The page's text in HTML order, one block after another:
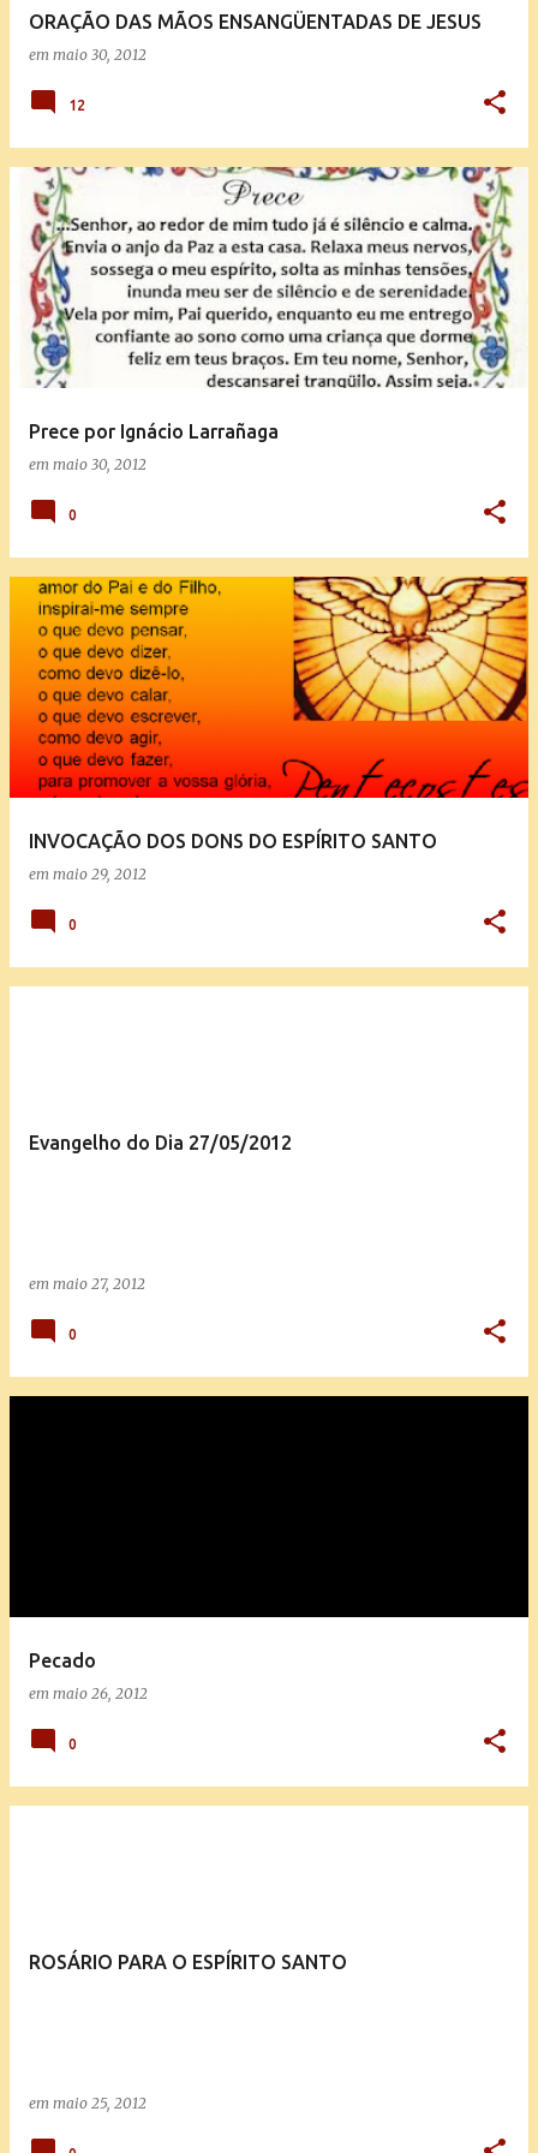
ORAÇÃO DAS MÃOS ENSANGÜENTADAS DE JESUS
em maio 30, 2012
12
Prece por Ignácio Larrañaga
em maio 30, 2012
0
INVOCAÇÃO DOS DONS DO ESPÍRITO SANTO
em maio 29, 2012
0
Evangelho do Dia 27/05/2012
em maio 27, 2012
0
Pecado
em maio 26, 2012
0
ROSÁRIO PARA O ESPÍRITO SANTO
em maio 25, 2012